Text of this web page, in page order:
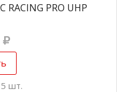
RACING PRO UHP
шт.